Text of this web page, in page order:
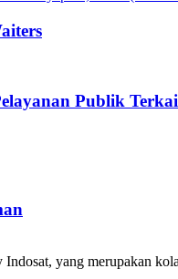
Publik
yang merupakan